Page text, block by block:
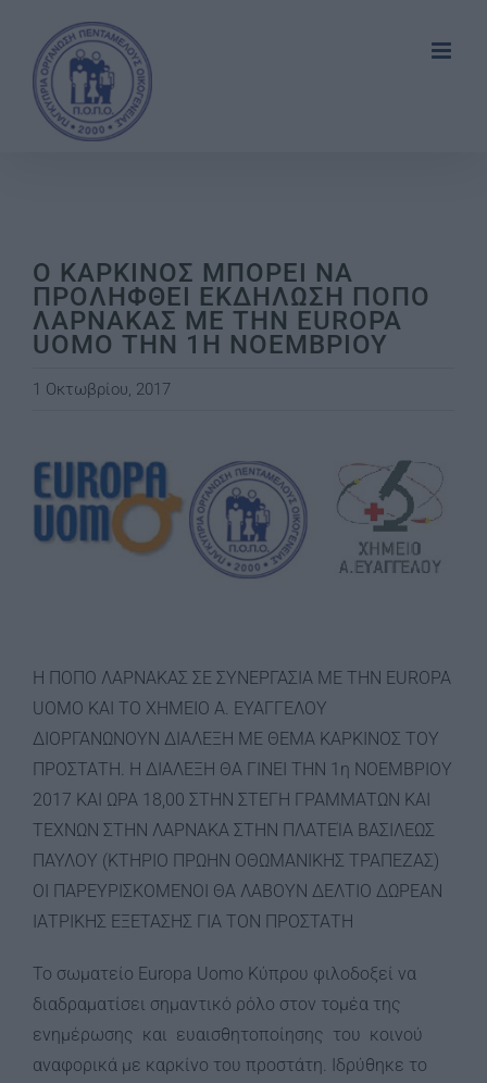
content
Ο ΚΑΡΚΙΝΟΣ ΜΠΟΡΕΙ ΝΑ
ΠΡΟΛΗΦΘΕΙ ΕΚΔΗΛΩΣΗ ΠΟΠΟ
ΛΑΡΝΑΚΑΣ ΜΕ ΤΗΝ EUROPA
UOMO ΤΗΝ 1Η ΝΟΕΜΒΡΙΟΥ
1 Οκτωβρίου, 2017
Larger
Image
Η ΠΟΠΟ ΛΑΡΝΑΚΑΣ ΣΕ ΣΥΝΕΡΓΑΣΙΑ ΜΕ ΤΗΝ EUROPA
UOMO ΚΑΙ ΤΟ ΧΗΜΕΙΟ Α. ΕΥΑΓΓΕΛΟΥ
ΔΙΟΡΓΑΝΩΝΟΥΝ ΔΙΑΛΕΞΗ ΜΕ ΘΕΜΑ ΚΑΡΚΙΝΟΣ ΤΟΥ
ΠΡΟΣΤΑΤΗ. Η ΔΙΑΛΕΞΗ ΘΑ ΓΙΝΕΙ ΤΗΝ 1η ΝΟΕΜΒΡΙΟΥ
2017 ΚΑΙ ΩΡΑ 18,00 ΣΤΗΝ ΣΤΕΓΗ ΓΡΑΜΜΑΤΩΝ ΚΑΙ
ΤΕΧΝΩΝ ΣΤΗΝ ΛΑΡΝΑΚΑ ΣΤΗΝ ΠΛΑΤΕΊΑ ΒΑΣΙΛΕΩΣ
ΠΑΥΛΟΥ (ΚΤΗΡΙΟ ΠΡΩΗΝ ΟΘΩΜΑΝΙΚΗΣ ΤΡΑΠΕΖΑΣ)
ΟΙ ΠΑΡΕΥΡΙΣΚΟΜΕΝΟΙ ΘΑ ΛΑΒΟΥΝ ΔΕΛΤΙΟ ΔΩΡΕΑΝ
ΙΑΤΡΙΚΗΣ ΕΞΕΤΑΣΗΣ ΓΙΑ ΤΟΝ ΠΡΟΣΤΑΤΗ
Το σωματείο Europa Uomo Κύπρου φιλοδοξεί να
διαδραματίσει σημαντικό ρόλο στον τομέα της
ενημέρωσης και ευαισθητοποίησης του κοινού
αναφορικά με καρκίνο του προστάτη. Ιδρύθηκε το